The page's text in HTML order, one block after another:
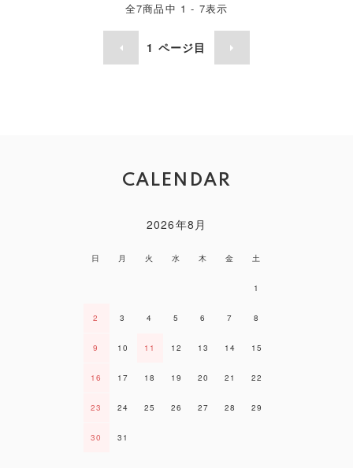
全7商品中 1 - 7表示
1 ページ目
CALENDAR
2026年8月
日 月 火 水 木 金 土
1
2 3 4 5 6 7 8
9 10 11 12 13 14 15
16 17 18 19 20 21 22
23 24 25 26 27 28 29
30 31